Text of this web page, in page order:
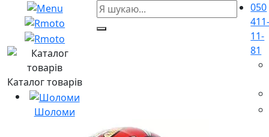
Каталог товарів
Шоломи
050
11-
81